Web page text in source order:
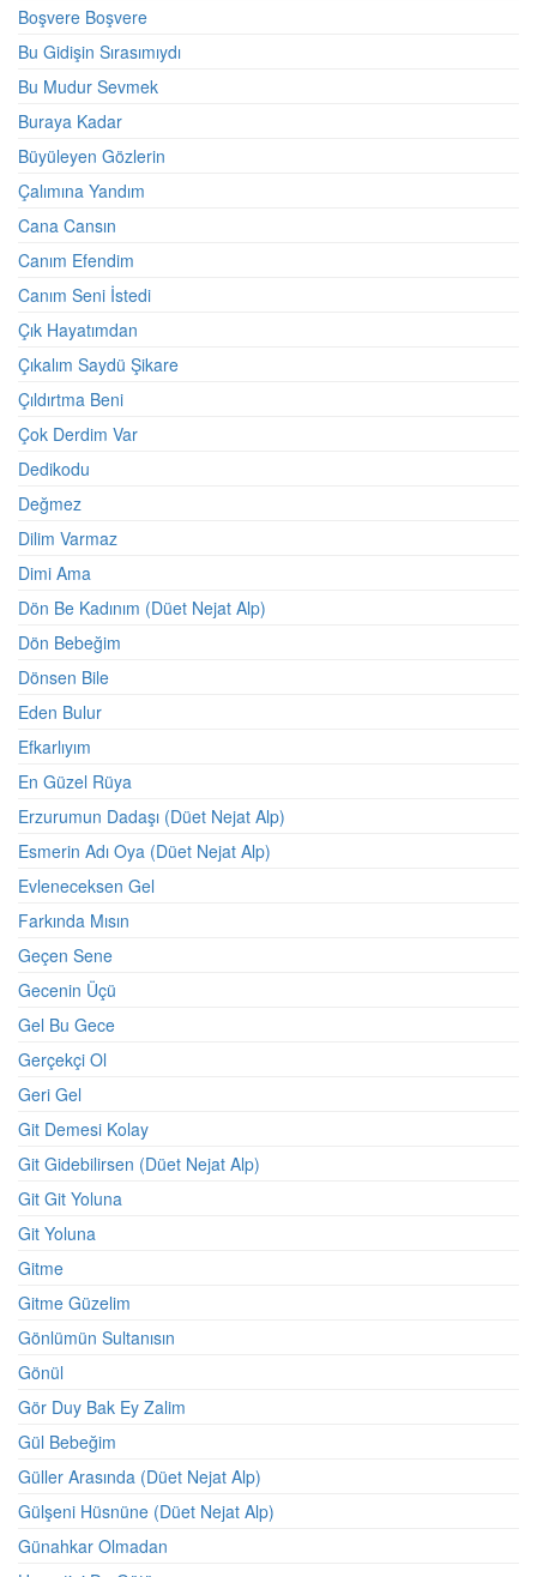
Boşvere Boşvere
Bu Gidişin Sırasımıydı
Bu Mudur Sevmek
Buraya Kadar
Büyüleyen Gözlerin
Çalımına Yandım
Cana Cansın
Canım Efendim
Canım Seni İstedi
Çık Hayatımdan
Çıkalım Saydü Şikare
Çıldırtma Beni
Çok Derdim Var
Dedikodu
Değmez
Dilim Varmaz
Dimi Ama
Dön Be Kadınım (Düet Nejat Alp)
Dön Bebeğim
Dönsen Bile
Eden Bulur
Efkarlıyım
En Güzel Rüya
Erzurumun Dadaşı (Düet Nejat Alp)
Esmerin Adı Oya (Düet Nejat Alp)
Evleneceksen Gel
Farkında Mısın
Geçen Sene
Gecenin Üçü
Gel Bu Gece
Gerçekçi Ol
Geri Gel
Git Demesi Kolay
Git Gidebilirsen (Düet Nejat Alp)
Git Git Yoluna
Git Yoluna
Gitme
Gitme Güzelim
Gönlümün Sultanısın
Gönül
Gör Duy Bak Ey Zalim
Gül Bebeğim
Güller Arasında (Düet Nejat Alp)
Gülşeni Hüsnüne (Düet Nejat Alp)
Günahkar Olmadan